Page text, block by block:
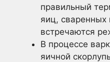
правильный
яиц, сваренных
встречаются
В процессе
яичной